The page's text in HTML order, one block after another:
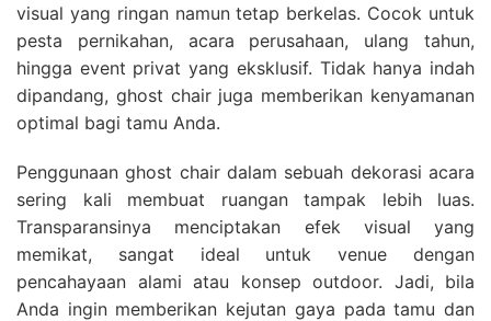
visual yang ringan namun tetap berkelas. Cocok untuk
pesta pernikahan, acara perusahaan, ulang tahun,
hingga event privat yang eksklusif. Tidak hanya indah
dipandang, ghost chair juga memberikan kenyamanan
optimal bagi tamu Anda.
Penggunaan ghost chair dalam sebuah dekorasi acara
sering kali membuat ruangan tampak lebih luas.
Transparansinya menciptakan efek visual yang
memikat, sangat ideal untuk venue dengan
pencahayaan alami atau konsep outdoor. Jadi, bila
Anda ingin memberikan kejutan gaya pada tamu dan